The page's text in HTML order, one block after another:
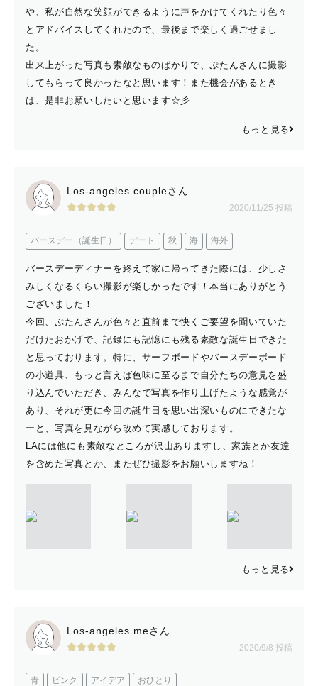
や、私が自然な笑顔ができるように声をかけてくれたり色々
とアドバイスしてくれたので、最後まで楽しく過ごせまし
た。
出来上がった写真も素敵なものばかりで、ぷたんさんに撮影
してもらって良かったなと思います！また機会があるとき
は、是非お願いしたいと思います☆彡
もっと見る
Los-angeles coupleさん
2020/11/25 投稿
バースデー（誕生日） デート 秋 海 海外
バースデーディナーを終えて家に帰ってきた際には、少しさ
みしくなるくらい撮影が楽しかったです！本当にありがとう
ございました！
今回、ぷたんさんが色々と直前まで快くご要望を聞いていた
だけたおかげで、記録にも記憶にも残る素敵な誕生日できた
と思っております。特に、サーフボードやバースデーボード
の小道具、もっと言えば色味に至るまで自分たちの意見を盛
り込んでいただき、みんなで写真を作り上げたような感覚が
あり、それが更に今回の誕生日を思い出深いものにできたな
ーと、写真を見ながら改めて実感しております。
LAには他にも素敵なところが沢山ありますし、家族とか友達
を含めた写真とか、またぜひ撮影をお願いしますね！
もっと見る
Los-angeles meさん
2020/9/8 投稿
青 ピンク アイデア おひとり